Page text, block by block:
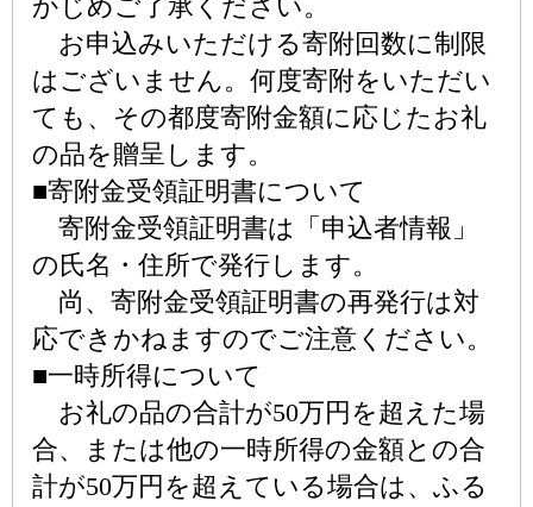
かじめご了承ください。
お申込みいただける寄附回数に制限
はございません。何度寄附をいただい
ても、その都度寄附金額に応じたお礼
の品を贈呈します。
■寄附金受領証明書について
寄附金受領証明書は「申込者情報」
の氏名・住所で発行します。
尚、寄附金受領証明書の再発行は対
応できかねますのでご注意ください。
■一時所得について
お礼の品の合計が50万円を超えた場
合、または他の一時所得の金額との合
計が50万円を超えている場合は、ふる